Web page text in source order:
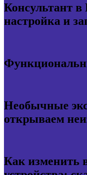
Консультант в
настройка и
Необычные
открываем
Как изменить